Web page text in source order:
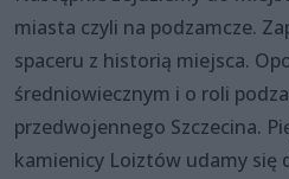
miasta czyli na podzamcze.
spaceru z historią miejsca.
średniowiecznym i o roli
przedwojennego Szczecina.
kamienicy Loiztów udamy się